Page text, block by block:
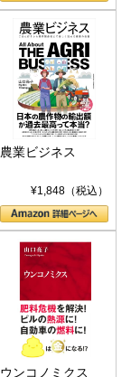
農業ビジネス
¥1,848（税込）
ウンコノミクス